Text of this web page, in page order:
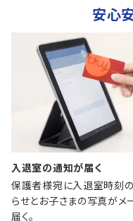
安心
入退室の通知が届く
保護者様宛に入退室時刻
らせとお子さまの写真がメ
届く。